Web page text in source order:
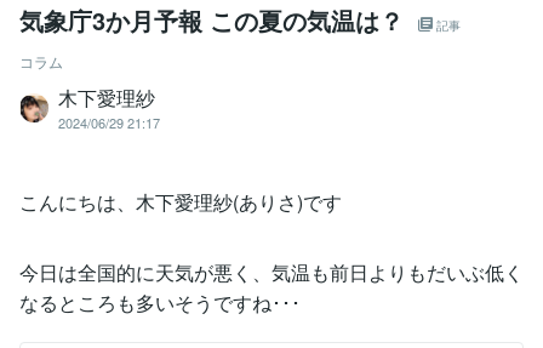
気象庁3か月予報 この夏の気温は？ 記事
コラム
木下愛理紗
2024/06/29 21:17
こんにちは、木下愛理紗(ありさ)です
今日は全国的に天気が悪く、気温も前日よりもだいぶ低く
なるところも多いそうですね･･･